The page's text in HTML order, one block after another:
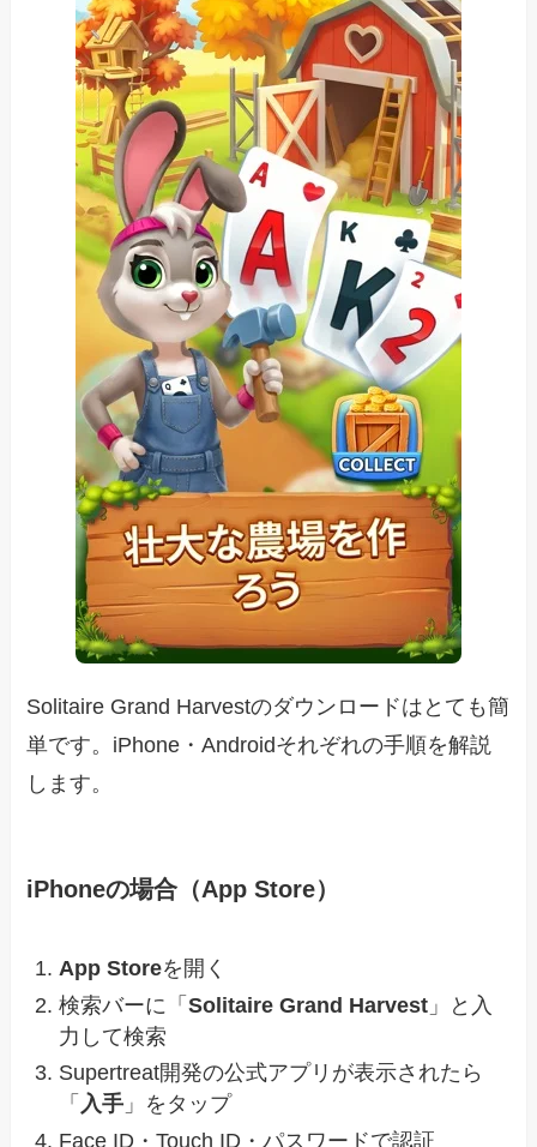
Solitaire Grand Harvestのダウンロードはとても簡
単です。iPhone・Androidそれぞれの手順を解説
します。
iPhoneの場合（App Store）
App Storeを開く
検索バーに「Solitaire Grand Harvest 」と入
力して検索
Supertreat開発の公式アプリが表示されたら
「 入手 」をタップ
Face ID・Touch ID・パスワードで認証